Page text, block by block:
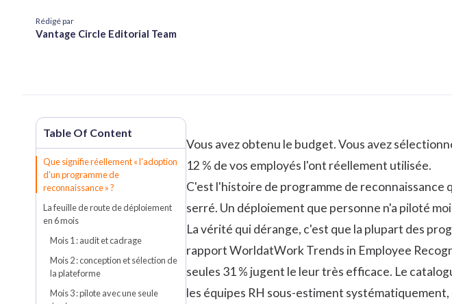
Rédigé par
Vantage Circle Editorial Team
Que signifie réellement « l'adoption
d'un programme de
reconnaissance » ?
La feuille de route de déploiement
en 6 mois
Mois 1 : audit et cadrage
Mois 2 : conception et sélection de
la plateforme
Mois 3 : pilote avec une seule
Vous avez obtenu le budget. Vous avez
12 % de vos employés l'ont réellement utilisée.
C'est l'histoire de programme de reconnaissance
serré. Un déploiement que personne n'a piloté
La vérité qui dérange, c'est que la plupart des
rapport WorldatWork Trends in Employee
seules 31 % jugent le leur très efficace. Le
les équipes RH sous-estiment